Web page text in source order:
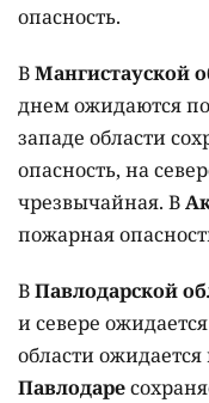
опасность.
ВМангистауской
днем ожидаются
западе области
опасность, на
чрезвычайная. В
пожарная
ВПавлодарской
и севере
области
Павлодаре